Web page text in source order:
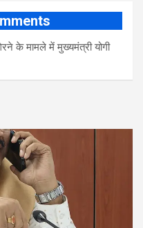
के मामले में मुख्‍यमंत्री योगी